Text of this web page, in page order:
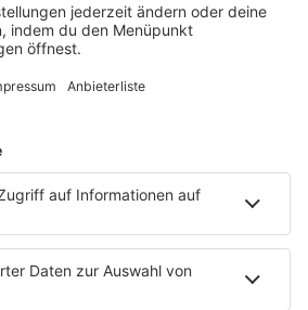
ist nicht möglich.
dass im Gewinnfall mein
werden. Ich kann mein